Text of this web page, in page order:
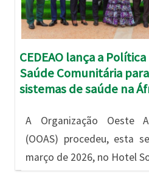
CEDEAO lança a
Saúde Comunitária
sistemas de saúde na
A Organização Oeste
(OOAS) procedeu, esta
março de 2026, no Hotel